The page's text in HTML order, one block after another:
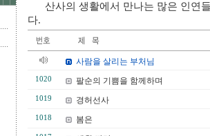
산사의 생활에서 만나는 많은 인연
다.
사람을 살리는 부처님
1020 팔순의 기쁨을 함께하며
1019 경허선사
1018 봄은